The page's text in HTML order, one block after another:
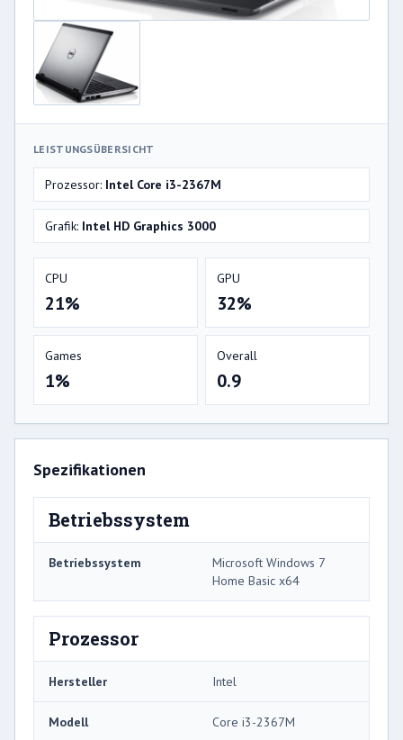
LEISTUNGSÜBERSICHT
Prozessor: Intel Core i3-2367M
Grafik: Intel HD Graphics 3000
CPU
21%
GPU
32%
Games
1%
Overall
0.9
Spezifikationen
Betriebssystem
Betriebssystem
Microsoft Windows 7
Home Basic x64
Prozessor
Hersteller Intel
Modell Core i3-2367M